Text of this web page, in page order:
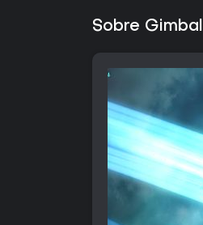
Sobre Gimbal